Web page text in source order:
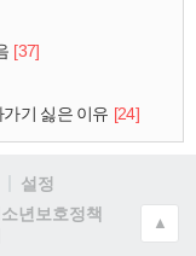
[37]
기 싫은 이유 [24]
설정
년보호정책
▲